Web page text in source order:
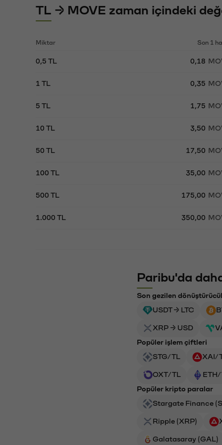
TL → MOVE zaman içindeki
Miktar Son 1
0,5 TL 0,18
1 TL 0,35
5 TL 1,75
10 TL 3,50
50 TL 17,50
100 TL 35,00
500 TL 175,00
1.000 TL 350,00
Paribu'da
Son gezilen
USDT → LTC
XRP → USD
Popüler işlem çiftleri
STG/TL
XAI/
OXT/TL ETH/
Popüler kripto paralar
Stargate Finance
Ripple (XRP)
Galatasaray (GAL)